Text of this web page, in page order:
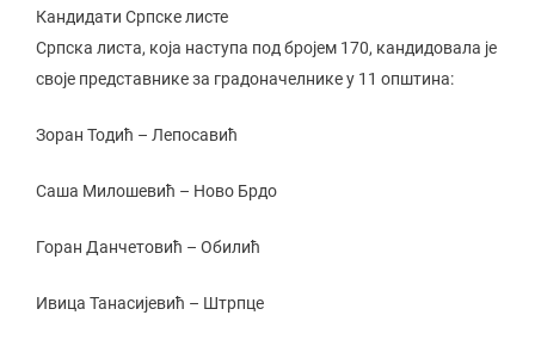
Кандидати Српске листе
Српска листа, која наступа под бројем 170, кандидовала је
своје представнике за градоначелнике у 11 општина:
Зоран Тодић – Лепосавић
Саша Милошевић – Ново Брдо
Горан Данчетовић – Обилић
Ивица Танасијевић – Штрпце